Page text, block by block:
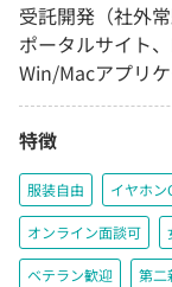
受託開発（社外
ポータルサイト
Win/Macアプリ
特徴
服装自由 イヤホン
オンライン面談可
ベテラン歓迎 第二